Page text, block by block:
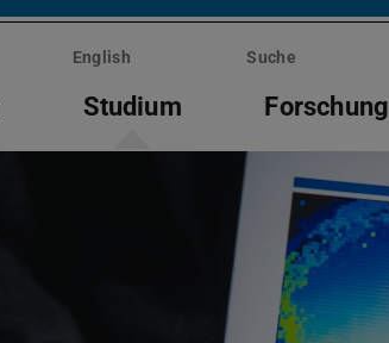
English Suche
Studium Forschung